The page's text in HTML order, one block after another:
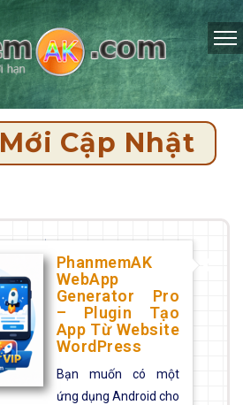
Cập Nhật
PhanmemAK
WebApp
Generator Pro
– Plugin Tạo
App Từ Website
WordPress
Bạn muốn có một
ứng dụng Android cho